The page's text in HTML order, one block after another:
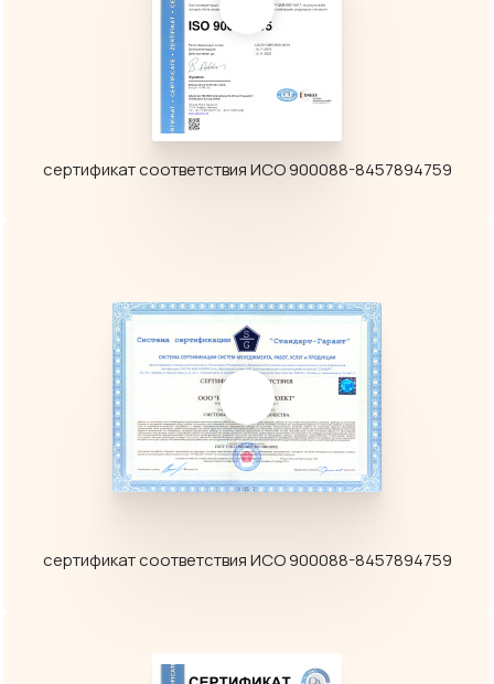
сертификат соответствия ИСО 900088-8457894759
сертификат соответствия ИСО 900088-8457894759